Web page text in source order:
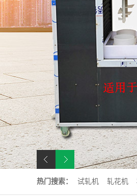
热门搜索： 试轧机 轧花机